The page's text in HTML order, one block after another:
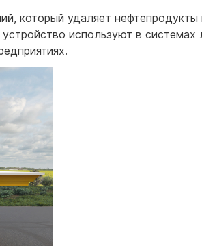
который удаляет
используют в